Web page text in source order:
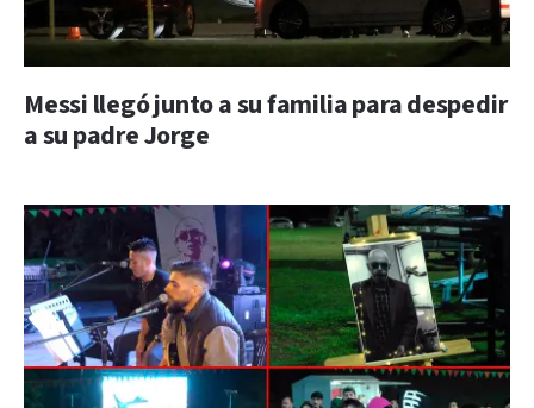
Messi llegó junto a su familia para despedir
a su padre Jorge